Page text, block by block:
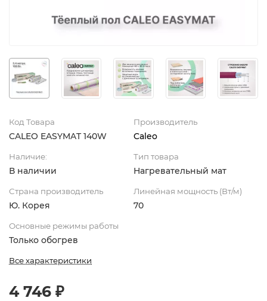
Код Товара
CALEO EASYMAT 140W
Производитель
Caleo
Наличие:
В наличии
Тип товара
Нагревательный мат
Страна производитель
Ю. Корея
Линейная мощность (Вт/м)
70
Основные режимы работы
Только обогрев
Все характеристики
4 746 ₽